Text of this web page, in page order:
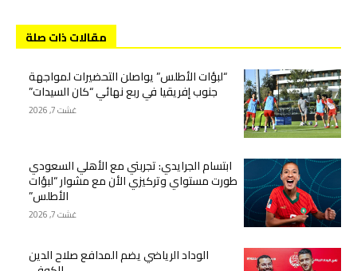
مقالات ذات صلة
“لبؤات الأطلس” يواصلن التحضيرات لمواجهة
جنوب إفريقيا في ربع نهائي “كان السيدات”
غشت 7, 2026
ابتسام الجرايدي: تجربتي مع الأهلي السعودي
طورت مستواي وتركيزي الأن مع مشوار “لبؤات
الأطلس”
غشت 7, 2026
الوداد الرياضي يضم المدافع صلاح الدين